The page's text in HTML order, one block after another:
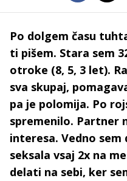
Po dolgem času
ti pišem. Stara sem
otroke (8, 5, 3 let).
sva skupaj,
pa je polomija. Po
spremenilo. Partner
interesa. Vedno sem
seksala vsaj 2x na
delati na sebi, ker